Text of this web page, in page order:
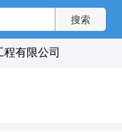
程有限公司